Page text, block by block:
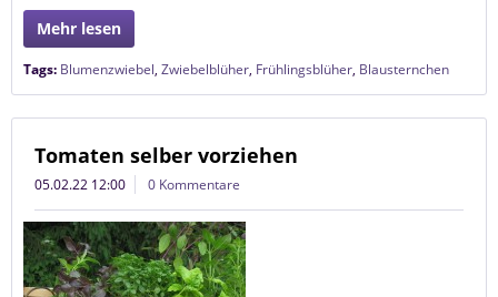
Mehr lesen
Tags: Blumenzwiebel, Zwiebelblüher, Frühlingsblüher, Blausternchen
Tomaten selber vorziehen
05.02.22 12:00 0 Kommentare